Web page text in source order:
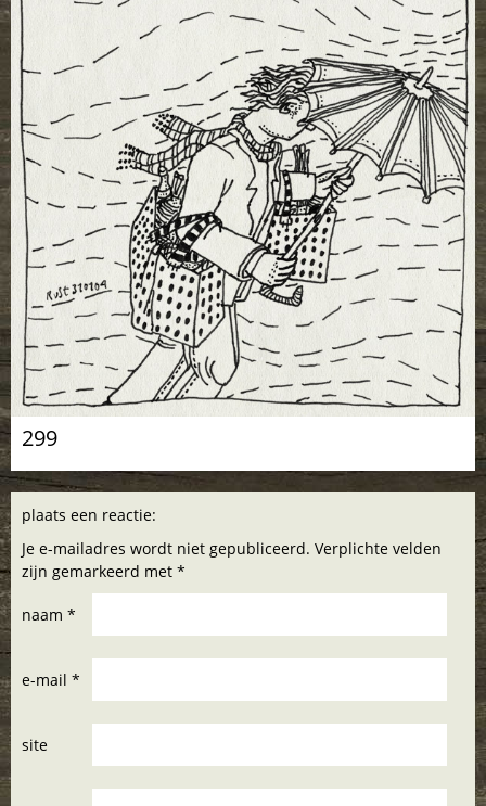
299
plaats een reactie:
Je e-mailadres wordt niet gepubliceerd. Verplichte velden
zijn gemarkeerd met *
naam *
e-mail *
site